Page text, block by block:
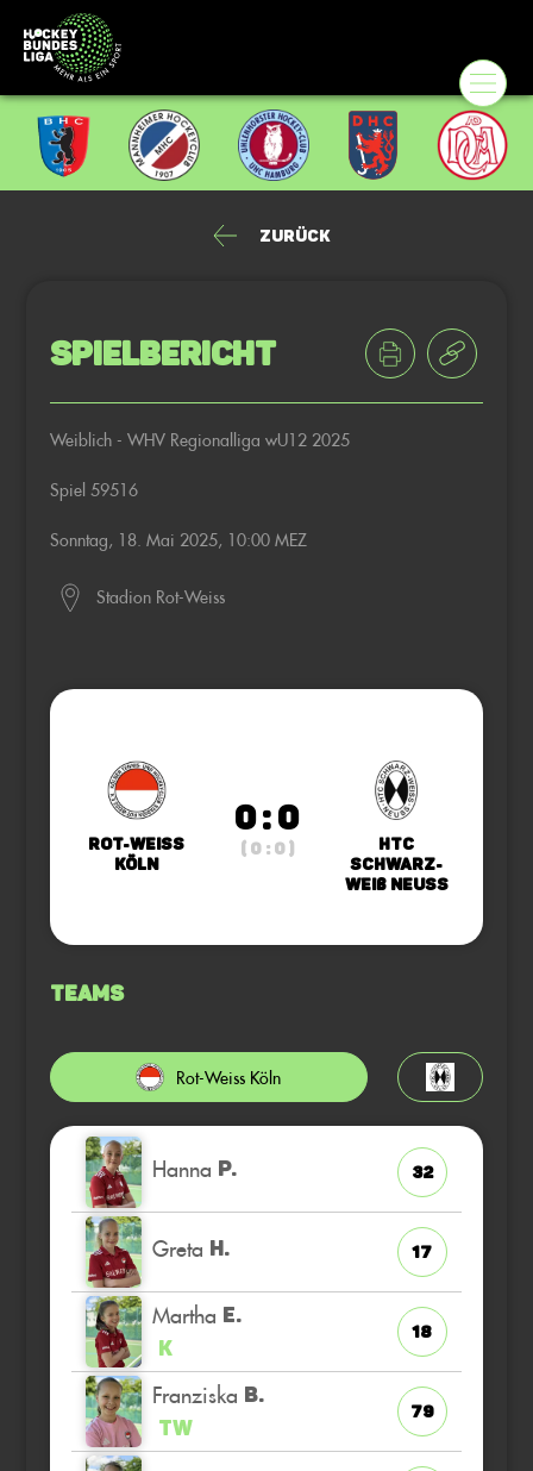
Zurück
Spielbericht
Weiblich - WHV Regionalliga wU12 2025
Spiel 59516
Sonntag, 18. Mai 2025, 10:00 MEZ
Stadion Rot-Weiss
Rot-Weiss
Köln
0 : 0
( 0 : 0 )
HTC
Schwarz-
Weiß Neuss
Teams
Rot-Weiss Köln
Hanna P. 32
Greta H. 17
Martha E.
K
18
Franziska B.
TW
79